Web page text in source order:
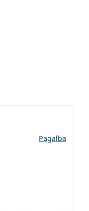
Pagalba